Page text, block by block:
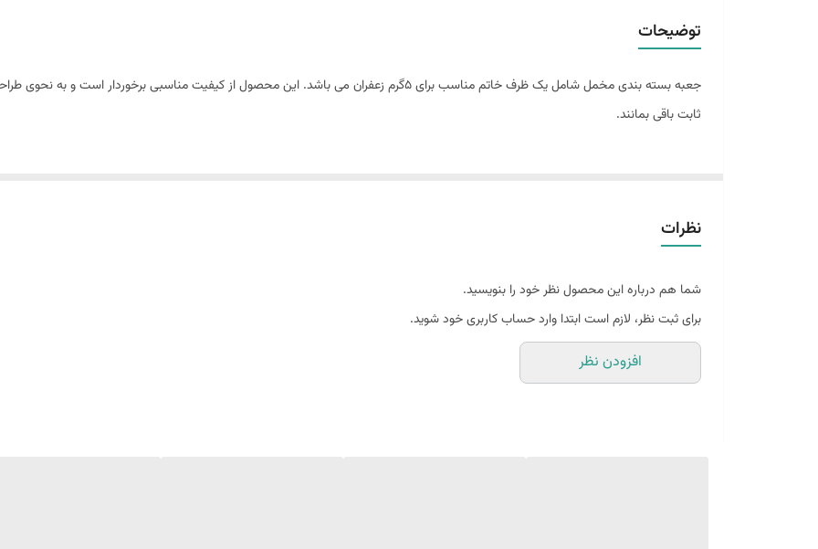
توضیحات
جعبه بسته بندی مخمل شامل یک ظرف خاتم مناسب برای 5گرم زعفران می باشد. این محصول از کیفیت مناسبی
ثابت باقی بمانند.
نظرات
شما هم درباره این محصول نظر خود را بنویسید.
برای ثبت نظر، لازم است ابتدا وارد حساب کاربری خود شوید.
افزودن نظر